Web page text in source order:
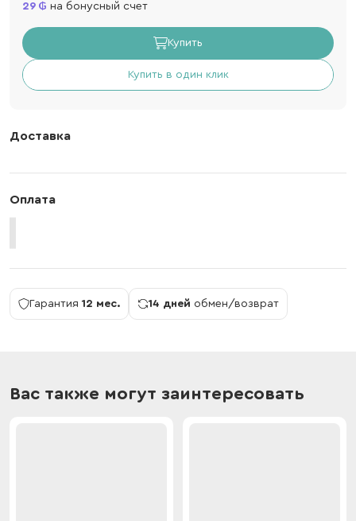
29 на бонусный счет
Купить
Купить в один клик
Доставка
Оплата
Гарантия 12 мес. 14 дней обмен/возврат
Вас также могут заинтересовать